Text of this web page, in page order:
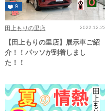
9
田上もりの里店 2022.12.22
【田上もりの里店】展示車ご紹
介！！パッソが到着しまし
た！！